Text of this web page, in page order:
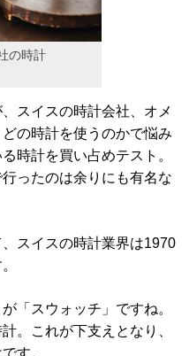
の時計
スイスの時計会社、オメ
の時計を使うのかで悩み
時計を買い占めテスト。
ったのは余りにも有名な
スイスの時計業界は1970
「スウォッチ」ですね。
。これが下支えとなり、
す。